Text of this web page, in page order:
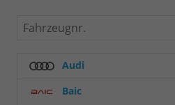
Fahrzeugnr.
Audi
Baic